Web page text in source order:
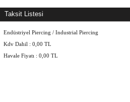
Taksit Listesi
Endüstriyel Piercing / Industrial Piercing
Kdv Dahil : 0,00 TL
Havale Fiyatı : 0,00 TL